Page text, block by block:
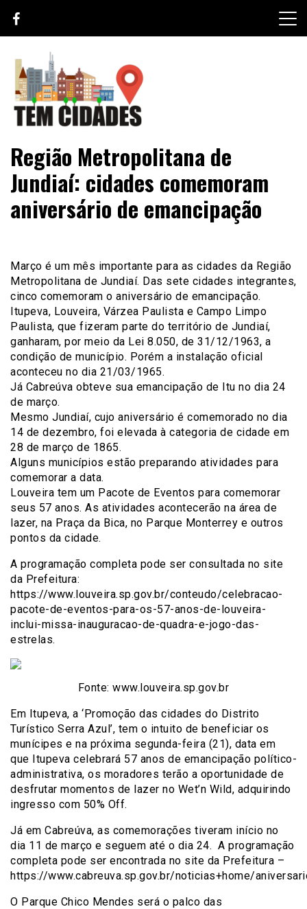
content
TEM CIDADES
Região Metropolitana de
Jundiaí: cidades comemoram
aniversário de emancipação
Março é um mês importante para as cidades da Região
Metropolitana de Jundiaí. Das sete cidades integrantes,
cinco comemoram o aniversário de emancipação.
Itupeva, Louveira, Várzea Paulista e Campo Limpo
Paulista, que fizeram parte do território de Jundiaí,
ganharam, por meio da Lei 8.050, de 31/12/1963, a
condição de município. Porém a instalação oficial
aconteceu no dia 21/03/1965.
Já Cabreúva obteve sua emancipação de Itu no dia 24
de março.
Mesmo Jundiaí, cujo aniversário é comemorado no dia
14 de dezembro, foi elevada à categoria de cidade em
28 de março de 1865.
Alguns municípios estão preparando atividades para
comemorar a data.
Louveira tem um Pacote de Eventos para comemorar
seus 57 anos. As atividades acontecerão na área de
lazer, na Praça da Bica, no Parque Monterrey e outros
pontos da cidade.
A programação completa pode ser consultada no site
da Prefeitura:
https://www.louveira.sp.gov.br/conteudo/celebracao-
pacote-de-eventos-para-os-57-anos-de-louveira-
inclui-missa-inauguracao-de-quadra-e-jogo-das-
estrelas.
Fonte: www.louveira.sp.gov.br
Em Itupeva, a ‘Promoção das cidades do Distrito
Turístico Serra Azul’, tem o intuito de beneficiar os
munícipes e na próxima segunda-feira (21), data em
que Itupeva celebrará 57 anos de emancipação político-
administrativa, os moradores terão a oportunidade de
desfrutar momentos de lazer no Wet’n Wild, adquirindo
ingresso com 50% Off.
Já em Cabreúva, as comemorações tiveram início no
dia 11 de março e seguem até o dia 24. A programação
completa pode ser encontrada no site da Prefeitura –
https://www.cabreuva.sp.gov.br/noticias+home/
O Parque Chico Mendes será o palco das